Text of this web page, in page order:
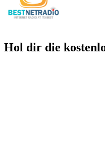
Hol dir die